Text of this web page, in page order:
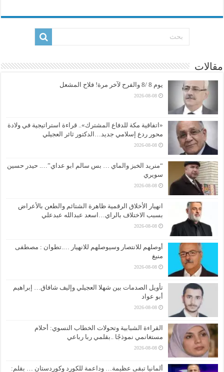
مقالات
يوم 8 /8 والفرح لآخر مرة! فلاح المشعل
2026-08-08
«اتفاقية مكة للدفاع المشترك».. قراءة استراتيجية في ولادة
محور ردع إسلامي جديد…الدكتور ثائر العجيلي
2026-08-08
“منريد الخبز والماي … بس سالم ابو عداي”…. حيدر حسين
سويري
2026-08-08
انهيار الأخلاق الرقمية ظاهرة الشتائم والطعن بالأعراض
بسبب الاختلاف بالراي…اسعد عبدالله عبدعلي
2026-08-08
أوصلهم للانتصار وسيوصلهم للانهيار ….تطوان : مصطفى
منيغ
2026-08-08
تأويل الصدمات بين شهلا العجيلي وإليف شافاق… إبراهيم
أبو عواد
2026-08-08
القراءة الشبابية وتحولات الخطاب النسوي: أحلام
مستغانمي نموذجًا ..بقلمي ربا رباعي
2026-08-08
ألمانيا تبقى عظيمة… وداعمة للكورد وكوردستان … بقلم: